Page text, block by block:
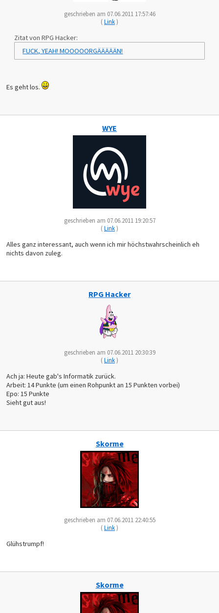
geschrieben am 07.06.2011 17:57:46
(Link)
Zitat von RPG Hacker:
FUCK, YEAH! MOOOOORGÄÄÄÄÄN!
Es geht los.
WYE
geschrieben am 07.06.2011 19:20:57
(Link)
Alles ganz interessant, auch wenn ich mir höchstwahrscheinlich eh
nichts davon zuleg.
RPG Hacker
geschrieben am 07.06.2011 20:30:39
(Link)
Ach ja: Heute gab's Informatik zurück.
Arbeit: 14 Punkte (um einen Rohpunkt an 15 Punkten vorbei)
Epo: 15 Punkte
Sieht gut aus!
Skorme
geschrieben am 07.06.2011 22:40:55
(Link)
Glühstrumpf!
Skorme